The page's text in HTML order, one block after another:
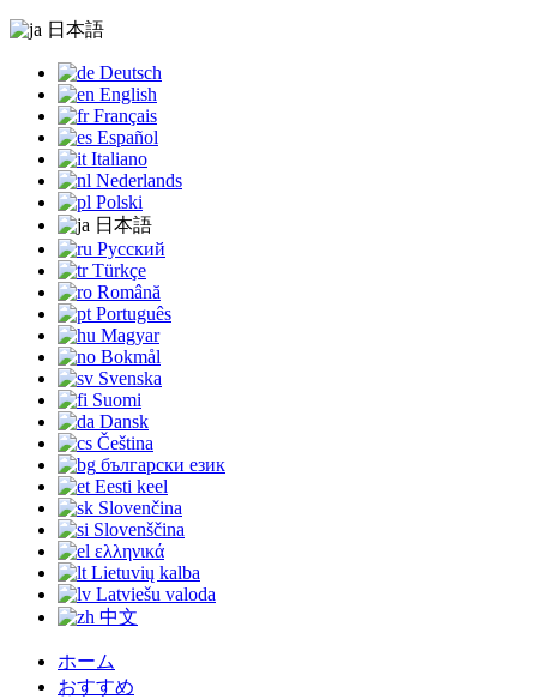
日本語
Deutsch
English
Français
Español
Italiano
Nederlands
Polski
日本語
Русский
Türkçe
Română
Português
Magyar
Bokmål
Svenska
Suomi
Dansk
Čeština
български език
Eesti keel
Slovenčina
Slovenščina
ελληνικά
Lietuvių kalba
Latviešu valoda
中文
ホーム
おすすめ